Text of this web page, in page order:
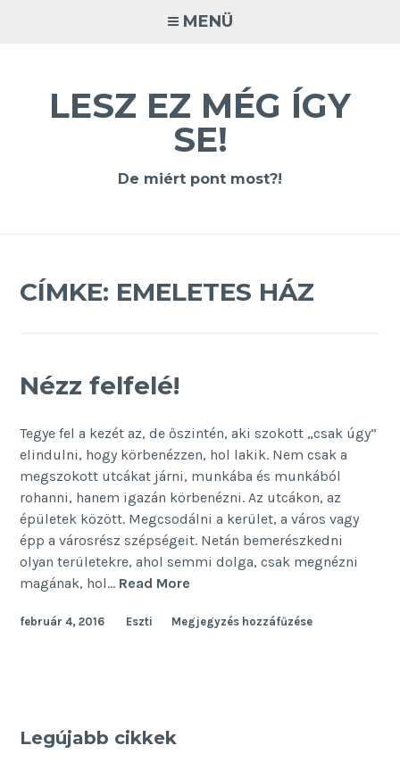
MENÜ
LESZ EZ MÉG ÍGY
SE!
De miért pont most?!
CÍMKE: EMELETES HÁZ
Nézz felfelé!
Tegye fel a kezét az, de őszintén, aki szokott „csak úgy”
elindulni, hogy körbenézzen, hol lakik. Nem csak a
megszokott utcákat járni, munkába és munkából
rohanni, hanem igazán körbenézni. Az utcákon, az
épületek között. Megcsodálni a kerület, a város vagy
épp a városrész szépségeit. Netán bemerészkedni
olyan területekre, ahol semmi dolga, csak megnézni
magának, hol… Read More
február 4, 2016 Eszti Megjegyzés hozzáfűzése
Legújabb cikkek